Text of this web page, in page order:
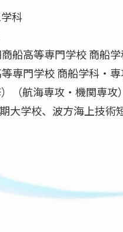
科
船高等専門学校 商船
専門学校 商船学科・
（航海専攻・機関専攻
大学校、波方海上技